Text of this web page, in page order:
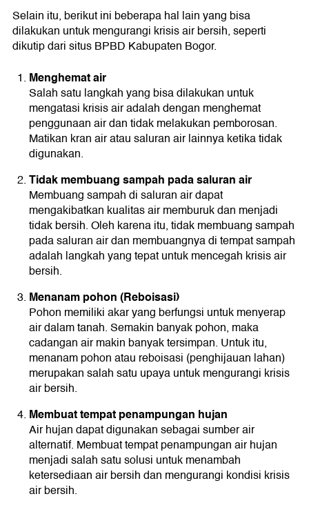
Selain itu, berikut ini beberapa hal lain yang bisa
dilakukan untuk mengurangi krisis air bersih, seperti
dikutip dari situs BPBD Kabupaten Bogor.
Menghemat air
Salah satu langkah yang bisa dilakukan untuk
mengatasi krisis air adalah dengan menghemat
penggunaan air dan tidak melakukan pemborosan.
Matikan kran air atau saluran air lainnya ketika tidak
digunakan.
Tidak membuang sampah pada saluran air
Membuang sampah di saluran air dapat
mengakibatkan kualitas air memburuk dan menjadi
tidak bersih. Oleh karena itu, tidak membuang sampah
pada saluran air dan membuangnya di tempat sampah
adalah langkah yang tepat untuk mencegah krisis air
bersih.
Menanam pohon (Reboisasi)
Pohon memiliki akar yang berfungsi untuk menyerap
air dalam tanah. Semakin banyak pohon, maka
cadangan air makin banyak tersimpan. Untuk itu,
menanam pohon atau reboisasi (penghijauan lahan)
merupakan salah satu upaya untuk mengurangi krisis
air bersih.
Membuat tempat penampungan hujan
Air hujan dapat digunakan sebagai sumber air
alternatif. Membuat tempat penampungan air hujan
menjadi salah satu solusi untuk menambah
ketersediaan air bersih dan mengurangi kondisi krisis
air bersih.